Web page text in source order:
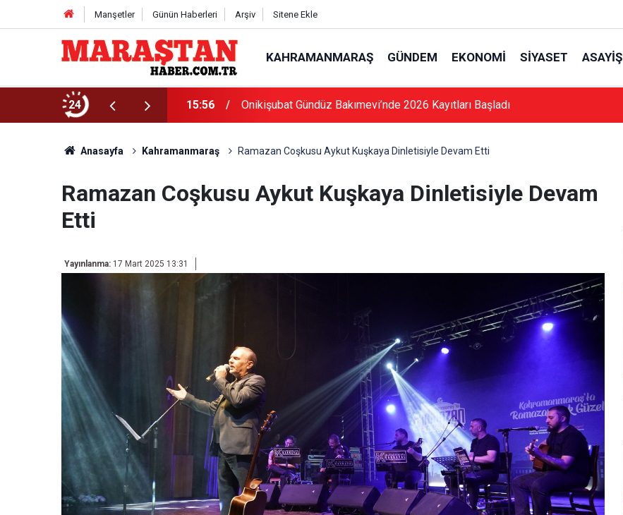
Manşetler Günün Haberleri Arşiv Sitene Ekle
KAHRAMANMARAŞ GÜNDEM EKONOMI SIYASET ASAYIŞ
24
Son Gün 7 Ağustos 15:56 Onikişubat Gündüz Bakımevi’nde 2026 Kayıtları Başladı
Anasayfa Kahramanmaraş Ramazan Coşkusu Aykut Kuşkaya Dinletisiyle Devam Etti
Ramazan Coşkusu Aykut Kuşkaya Dinletisiyle Devam
Etti
Yayınlanma: 17 Mart 2025 13:31